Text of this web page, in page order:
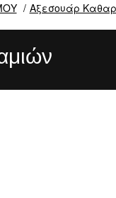
Αξεσουάρ